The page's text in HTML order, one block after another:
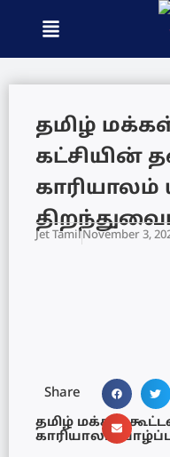
தமிழ்
கட்சியின்
Jet TamilNovember 3,
Share
தமிழ் மக்கள்
காரியாலம்